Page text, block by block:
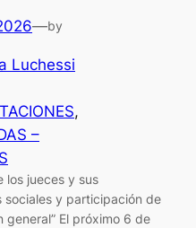
—by
Luchessi
–
los jueces y sus
sociales y participación de
general” El próximo 6 de